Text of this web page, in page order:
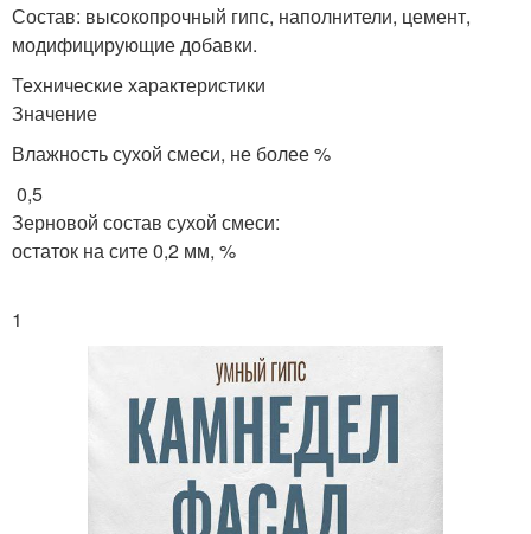
Состав: высокопрочный гипс, наполнители, цемент,
модифицирующие добавки.
Технические характеристики
Значение
Влажность сухой смеси, не более %
0,5
Зерновой состав сухой смеси:
остаток на сите 0,2 мм, %
1